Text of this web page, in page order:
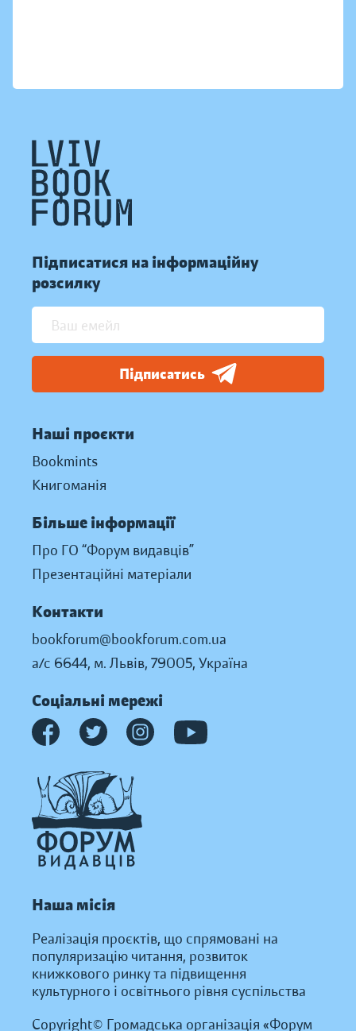
Підписатися на інформаційну
розсилку
Підписатись
Наші проєкти
Bookmints
Книгоманія
Більше інформації
Про ГО “Форум видавців”
Презентаційні матеріали
Контакти
bookforum@bookforum.com.ua
а/с 6644, м. Львів, 79005, Україна
Соціальні мережі
Наша місія
Реалізація проєктів, що спрямовані на
популяризацію читання, розвиток
книжкового ринку та підвищення
культурного і освітнього рівня суспільства
Copyright© Громадська організація «Форум